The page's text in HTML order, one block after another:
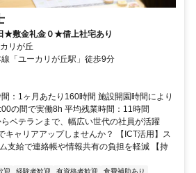
★敷金礼金０★借上社宅あり
リが丘
「ユーカリが丘駅」徒歩9分
：1ヶ月あたり160時間 施設開園時間により
の間で実働8h 平均残業時間：11時間
ベテランまで、幅広い世代の社員が活躍
キャリアアップしませんか？ 【ICT活用】ス
支給で連絡帳や情報共有の負担を軽減 【持